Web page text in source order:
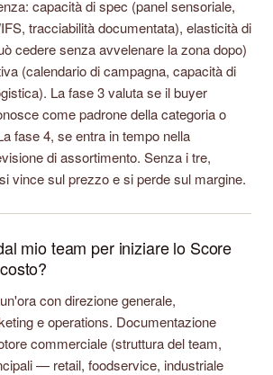
capacità di spec (panel sensoriale,
tracciabilità documentata), elasticità di
cedere senza avvelenare la zona dopo)
(calendario di campagna, capacità di
La fase 3 valuta se il buyer
come padrone della categoria o
fase 4, se entra in tempo nella
di assortimento. Senza i tre,
vince sul prezzo e si perde sul margine.
mio team per iniziare lo Score
con direzione generale,
e operations. Documentazione
commerciale (struttura del team,
— retail, foodservice, industriale